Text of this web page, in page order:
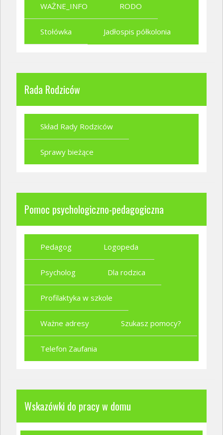
WAŻNE_INFO RODO
Stołówka Jadłospis półkolonia
Rada Rodziców
Skład Rady Rodziców
Sprawy bieżące
Pomoc psychologiczno-pedagogiczna
Pedagog Logopeda
Psycholog Dla rodzica
Profilaktyka w szkole
Ważne adresy Szukasz pomocy?
Telefon Zaufania
Wskazówki do pracy w domu